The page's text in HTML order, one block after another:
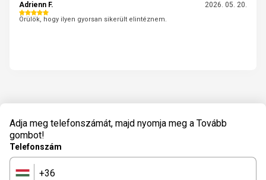
Adrienn F.
2026. 05. 20.
Örülök, hogy ilyen gyorsan sikerült elintéznem.
Adja meg telefonszámát, majd nyomja meg a Tovább
gombot!
Telefonszám
🇭🇺 +36